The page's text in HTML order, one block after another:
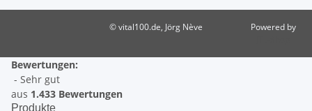
© vital100.de, Jörg Nève
Powered by
Bewertungen:
- Sehr gut
aus 1.433 Bewertungen
Produkte